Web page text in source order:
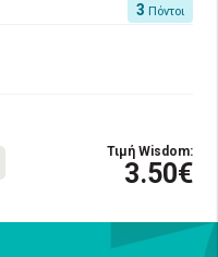
3 Πόντοι
Τιμή Wisdom:
3.50€